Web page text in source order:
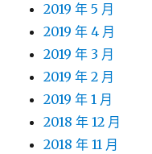
2019 年 5 月
2019 年 4 月
2019 年 3 月
2019 年 2 月
2019 年 1 月
2018 年 12 月
2018 年 11 月